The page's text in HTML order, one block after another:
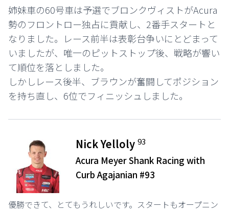
姉妹車の60号車は予選でブロンクヴィストがAcura
勢のフロントロー独占に貢献し、2番手スタートと
なりました。レース前半は表彰台争いにとどまって
いましたが、唯一のピットストップ後、戦略が響い
て順位を落としました。
しかしレース後半、ブラウンが奮闘してポジション
を持ち直し、6位でフィニッシュしました。
Nick Yelloly93
Acura Meyer Shank Racing with
Curb Agajanian #93
優勝できて、とてもうれしいです。スタートもオープニン